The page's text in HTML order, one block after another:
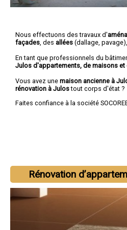
Nous effectuons des travaux d'
façades , des allées (dallage,
En tant que professionnels du
Julos d'appartements, de maisons et
Vous avez une maison ancienne à
rénovation à Julostout corps d'état ?
Faites confiance à la société
Rénovation